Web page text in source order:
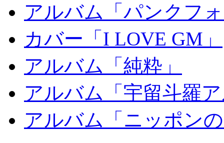
アルバム「パンクフ
カバー「I LOVE GM」
アルバム「純粋」
アルバム「宇留斗羅
アルバム「ニッポン